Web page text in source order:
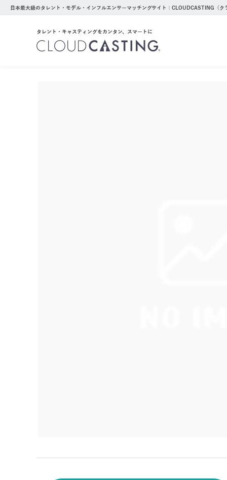
日本最大級のタレント・モデル・インフルエンサーマッチングサイト｜CLOUDCASTING（ク
タレント・キャスティングをカンタン、スマートに